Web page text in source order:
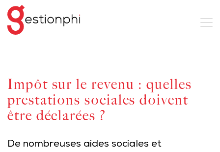
Impôt sur le revenu : quelles
prestations sociales doivent
être déclarées ?
De nombreuses aides sociales et